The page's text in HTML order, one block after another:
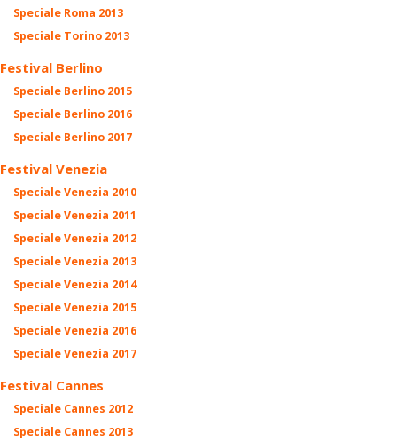
Speciale Roma 2013
Speciale Torino 2013
Festival Berlino
Speciale Berlino 2015
Speciale Berlino 2016
Speciale Berlino 2017
Festival Venezia
Speciale Venezia 2010
Speciale Venezia 2011
Speciale Venezia 2012
Speciale Venezia 2013
Speciale Venezia 2014
Speciale Venezia 2015
Speciale Venezia 2016
Speciale Venezia 2017
Festival Cannes
Speciale Cannes 2012
Speciale Cannes 2013